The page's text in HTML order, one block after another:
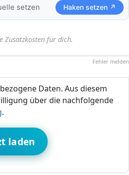
setzen Haken setzen ↗
Zusatzkosten für dich.
Fehler melden
Daten. Aus diesem
über die nachfolgende
.
laden